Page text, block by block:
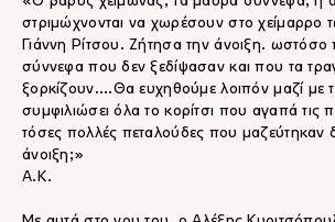
στριμώχνονται να χωρέσουν στο χείμαρρο
Γιάννη Ρίτσου. Ζήτησα την άνοιξη.
σύννεφα που δεν ξεδίψασαν και που τα
ξορκίζουν....Θα ευχηθούμε λοιπόν μαζί με
συμφιλιώσει όλα το κορίτσι που αγαπά τις
τόσες πολλές πεταλούδες που μαζεύτηκαν
άνοιξη;»
Α.Κ.